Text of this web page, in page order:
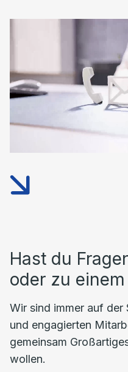
Hast du
oder zu
Wir sind immer auf der
und engagierten
gemeinsam
wollen.